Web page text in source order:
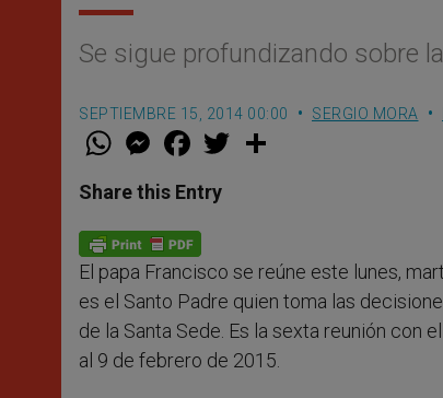
Se sigue profundizando sobre
SEPTIEMBRE 15, 2014 00:00 SERGIO MORA
W
t
s
p
p
M
e
s
e
g
e
r
F
a
e
b
o
k
w
Share this Entry
El papa Francisco se reúne este lunes,
es el Santo Padre quien toma las
de la Santa Sede. Es la sexta reunión con
al 9 de febrero de 2015.